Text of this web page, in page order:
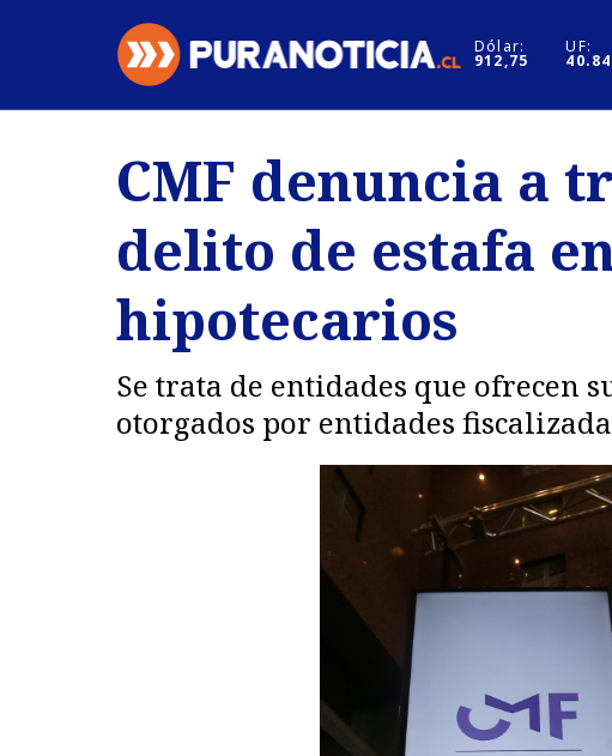
Dólar:
912,75
UF:
Regiones
Deportes
Internacional
Motores
CMF denuncia a
delito de estafa
hipotecarios
Se trata de entidades que ofrecen
otorgados por entidades